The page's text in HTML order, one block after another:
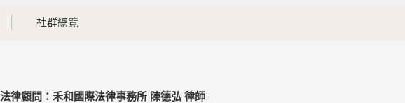
社群總覽
法律顧問：禾和國際法律事務所 陳德弘 律師